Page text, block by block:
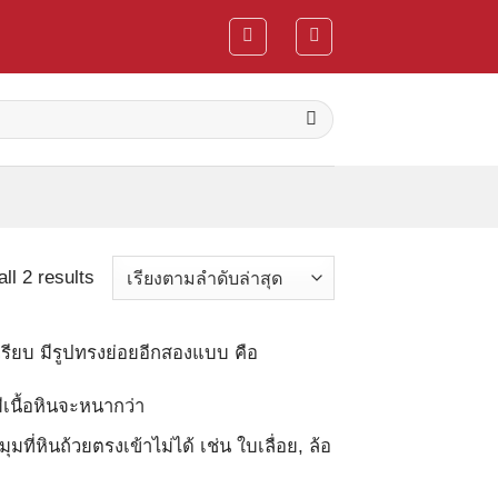
2 resultsSorted
by
ยบ มีรูปทรงย่อยอีกสองแบบ คือ
นื้อหินจะหนากว่า
ที่หินถ้วยตรงเข้าไม่ได้ เช่น ใบเลื่อย, ล้อ